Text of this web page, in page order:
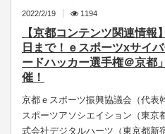
2022/2/19 1194
【京都コンテンツ関連情報
日まで！ｅスポーツxサイ
ードハッカー選手権＠京都
催！
京都ｅスポーツ振興協議会（代表
スポーツアソシエイション（東京
式会社デジタルハーツ（東京都新